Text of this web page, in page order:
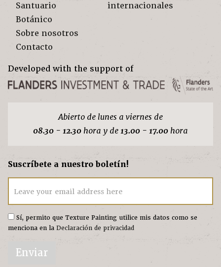
Santuario
Botánico
Sobre nosotros
Contacto
internacionales
Developed with the support of
Abierto de lunes a viernes de
08.30 - 12.30 hora y de13.00 - 17.00 hora
Suscríbete a nuestro boletín!
Leave your email address here
Sí, permito que Texture Painting utilice mis datos como se
menciona en la Declaración de privacidad
Enviar